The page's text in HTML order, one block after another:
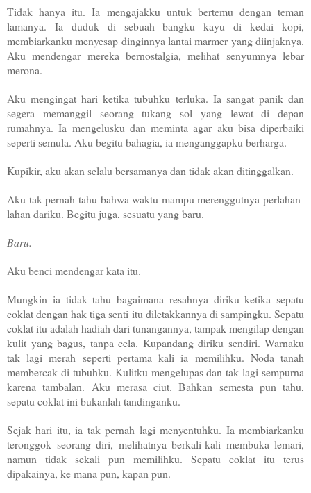
Tidak hanya itu. Ia mengajakku untuk bertemu dengan teman
lamanya. Ia duduk di sebuah bangku kayu di kedai kopi,
membiarkanku menyesap dinginnya lantai marmer yang diinjaknya.
Aku mendengar mereka bernostalgia, melihat senyumnya lebar
merona.
Aku mengingat hari ketika tubuhku terluka. Ia sangat panik dan
segera memanggil seorang tukang sol yang lewat di depan
rumahnya. Ia mengelusku dan meminta agar aku bisa diperbaiki
seperti semula. Aku begitu bahagia, ia menganggapku berharga.
Kupikir, aku akan selalu bersamanya dan tidak akan ditinggalkan.
Aku tak pernah tahu bahwa waktu mampu merenggutnya perlahan-
lahan dariku. Begitu juga, sesuatu yang baru.
Baru.
Aku benci mendengar kata itu.
Mungkin ia tidak tahu bagaimana resahnya diriku ketika sepatu
coklat dengan hak tiga senti itu diletakkannya di sampingku. Sepatu
coklat itu adalah hadiah dari tunangannya, tampak mengilap dengan
kulit yang bagus, tanpa cela. Kupandang diriku sendiri. Warnaku
tak lagi merah seperti pertama kali ia memilihku. Noda tanah
membercak di tubuhku. Kulitku mengelupas dan tak lagi sempurna
karena tambalan. Aku merasa ciut. Bahkan semesta pun tahu,
sepatu coklat ini bukanlah tandinganku.
Sejak hari itu, ia tak pernah lagi menyentuhku. Ia membiarkanku
teronggok seorang diri, melihatnya berkali-kali membuka lemari,
namun tidak sekali pun memilihku. Sepatu coklat itu terus
dipakainya, ke mana pun, kapan pun.